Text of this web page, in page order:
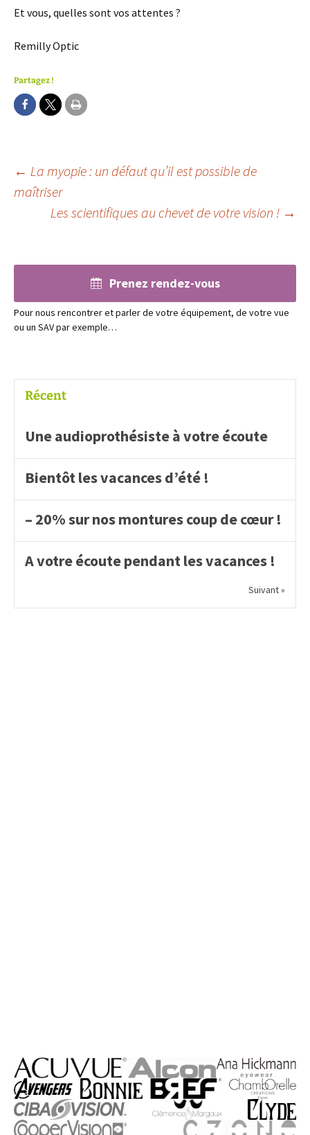
Et vous, quelles sont vos attentes ?
Remilly Optic
Partagez !
Navigation
des
articles
← La myopie : un défaut qu’il est possible de
maîtriser
Les scientifiques au chevet de votre vision ! →
Prenez rendez-vous
Pour nous rencontrer et parler de votre équipement, de votre vue
ou un SAV par exemple…
Récent
Une audioprothésiste à votre écoute
Bientôt les vacances d’été !
– 20% sur nos montures coup de cœur !
A votre écoute pendant les vacances !
Suivant »